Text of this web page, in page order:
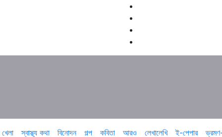
খেলা স্বাস্থ্য কথা বিনোদন গল্প কবিতা আরও লেখালেখি ই-পেপার ভ্রমণ-